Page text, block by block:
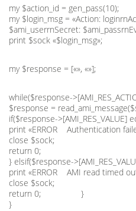
my $action_id = gen_pass(10);
my $login_msg = «Action:
$ami_userrnSecret:
print $sock «$login_msg»;
my $response = [«», «»];
while($response-
$response =
if($response->[AMI_RES_VALUE]
print «ERROR Authentication
close $sock;
return 0;
} elsif($response-
print «ERROR AMI read timed
close $sock;
return 0; }
}